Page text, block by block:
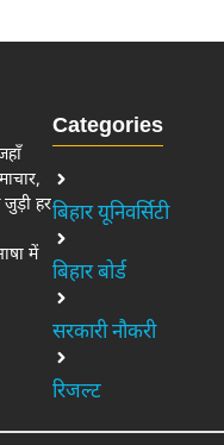
हर
में
Categories
बिहार यूनिवर्सिटी
बिहार बोर्ड
सरकारी नौकरी
रिजल्ट